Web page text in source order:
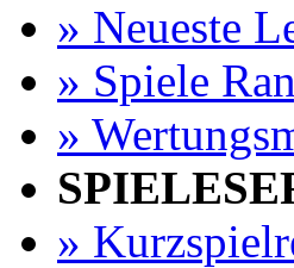
» Neueste
» Spiele
»
»